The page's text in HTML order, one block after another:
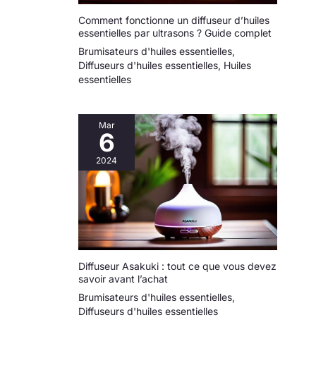
Comment fonctionne un diffuseur d’huiles
essentielles par ultrasons ? Guide complet
Brumisateurs d'huiles essentielles,
Diffuseurs d'huiles essentielles, Huiles
essentielles
Mar
6
2024
Diffuseur Asakuki : tout ce que vous devez
savoir avant l’achat
Brumisateurs d'huiles essentielles,
Diffuseurs d'huiles essentielles